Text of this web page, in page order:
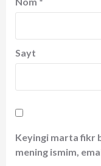
Sayt
Keyingi marta fikr
mening ismim,